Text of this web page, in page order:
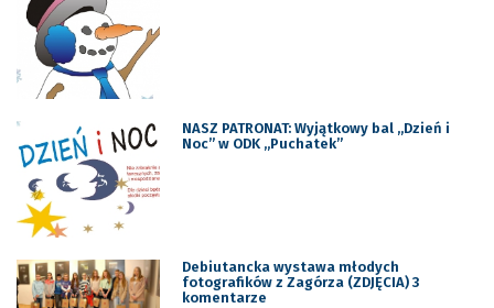
NASZ PATRONAT: Wyjątkowy bal „Dzień i
Noc” w ODK „Puchatek”
Debiutancka wystawa młodych
fotografików z Zagórza (ZDJĘCIA) 3
komentarze